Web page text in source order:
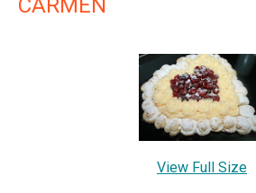
CARMEN
View Full Size